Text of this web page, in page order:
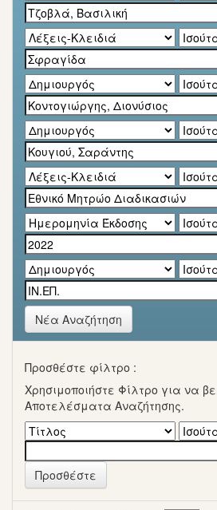
Νέα Αναζήτηση
Προσθέστε φίλτρο :
Χρησιμοποιήστε Φίλτρο για να
Αποτελέσματα Αναζήτησης.